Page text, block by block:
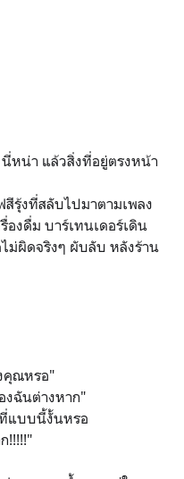
นี่หน่า แล้วสิ่งที่อยู่ตรงหน้า
สีรุ้งที่สลับไปมาตามเพลง
องดื่ม บาร์เทนเดอร์เดิน
ม่ผิดจริงๆ ผับลับ หลังร้าน
คุณหรอ"
งฉันต่างหาก"
แบบนี้งั้นหรอ
!!!!!"